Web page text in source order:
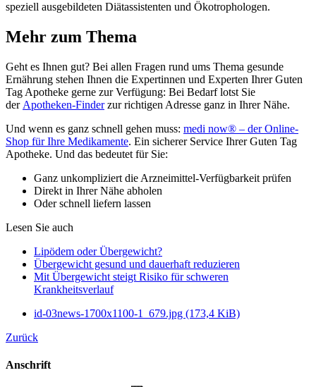
speziell ausgebildeten Diätassistenten und Ökotrophologen.
Mehr zum Thema
Geht es Ihnen gut? Bei allen Fragen rund ums Thema gesunde
Ernährung stehen Ihnen die Expertinnen und Experten Ihrer Guten
Tag Apotheke gerne zur Verfügung: Bei Bedarf lotst Sie
der Apotheken-Finderzur richtigen Adresse ganz in Ihrer Nähe.
Und wenn es ganz schnell gehen muss: medi now® – der Online-
Shop für Ihre Medikamente. Ein sicherer Service Ihrer Guten Tag
Apotheke. Und das bedeutet für Sie:
Ganz unkompliziert die Arzneimittel-Verfügbarkeit prüfen
Direkt in Ihrer Nähe abholen
Oder schnell liefern lassen
Lesen Sie auch
Lipödem oder Übergewicht?
Übergewicht gesund und dauerhaft reduzieren
Mit Übergewicht steigt Risiko für schweren
Krankheitsverlauf
id-03news-1700x1100-1_679.jpg (173,4 KiB)
Zurück
Anschrift